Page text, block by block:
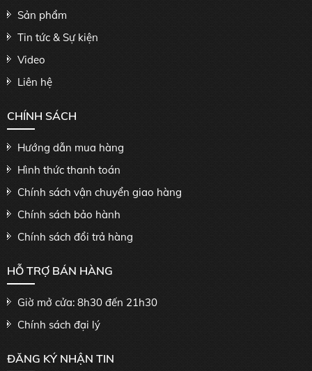
Sản phẩm
Tin tức & Sự kiện
Video
Liên hệ
CHÍNH SÁCH
Hướng dẫn mua hàng
Hình thức thanh toán
Chính sách vận chuyển giao hàng
Chính sách bảo hành
Chính sách đổi trả hàng
HỖ TRỢ BÁN HÀNG
Giờ mở cửa: 8h30 đến 21h30
Chính sách đại lý
ĐĂNG KÝ NHẬN TIN